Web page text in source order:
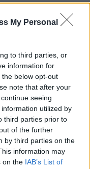
My Personal
to third parties, or
information for
below opt-out
note that after your
seeing
utilized by
third parties prior to
of the further
by third parties on the
information may
on the IAB’s List of
is, és nem fogsz